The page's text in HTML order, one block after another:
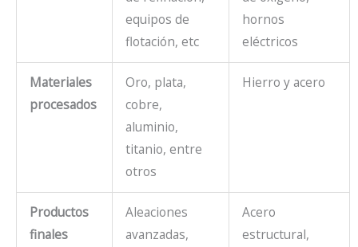
equipos de
flotación, etc
hornos
eléctricos
Materiales
procesados
Oro, plata,
cobre,
aluminio,
titanio, entre
otros
Hierro y acero
Productos
finales
Aleaciones
avanzadas,
Acero
estructural,